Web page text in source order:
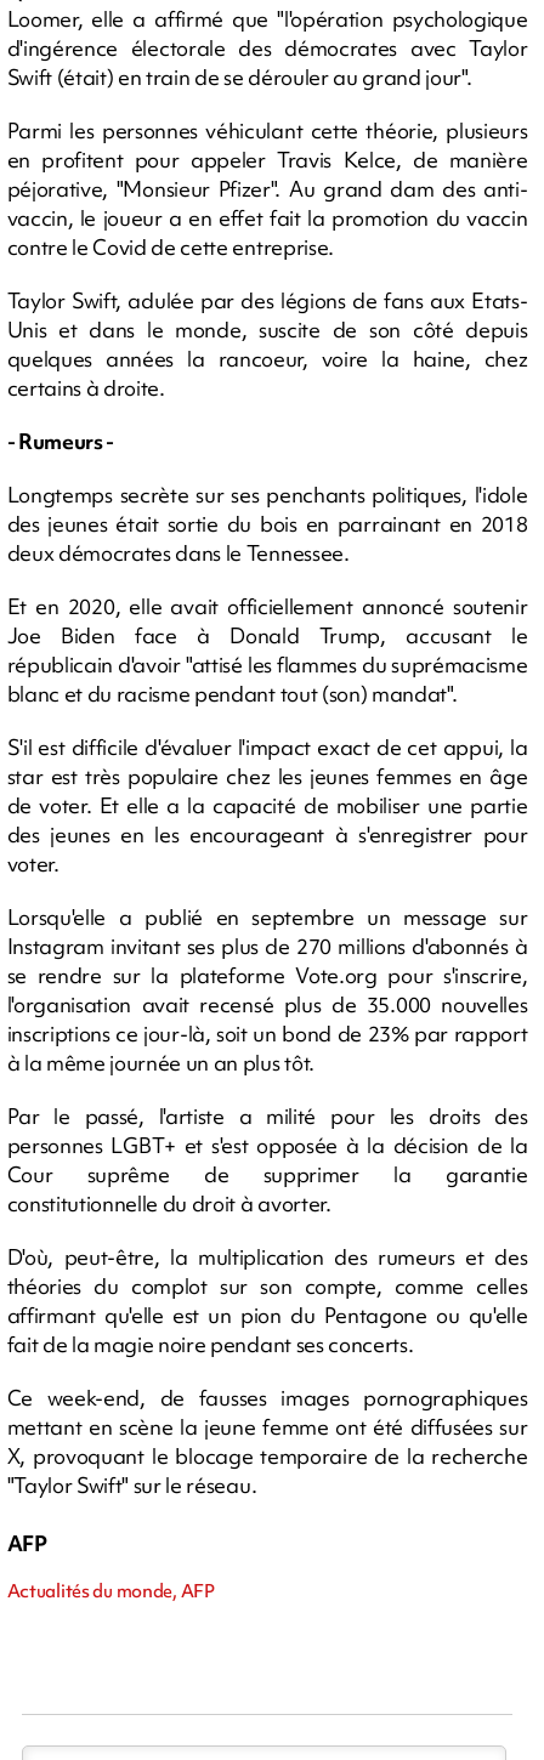
Loomer, elle a affirmé que "l'opération psychologique
d'ingérence électorale des démocrates avec Taylor
Swift (était) en train de se dérouler au grand jour".
Parmi les personnes véhiculant cette théorie, plusieurs
en profitent pour appeler Travis Kelce, de manière
péjorative, "Monsieur Pfizer". Au grand dam des anti-
vaccin, le joueur a en effet fait la promotion du vaccin
contre le Covid de cette entreprise.
Taylor Swift, adulée par des légions de fans aux Etats-
Unis et dans le monde, suscite de son côté depuis
quelques années la rancoeur, voire la haine, chez
certains à droite.
- Rumeurs -
Longtemps secrète sur ses penchants politiques, l'idole
des jeunes était sortie du bois en parrainant en 2018
deux démocrates dans le Tennessee.
Et en 2020, elle avait officiellement annoncé soutenir
Joe Biden face à Donald Trump, accusant le
républicain d'avoir "attisé les flammes du suprémacisme
blanc et du racisme pendant tout (son) mandat".
S'il est difficile d'évaluer l'impact exact de cet appui, la
star est très populaire chez les jeunes femmes en âge
de voter. Et elle a la capacité de mobiliser une partie
des jeunes en les encourageant à s'enregistrer pour
voter.
Lorsqu'elle a publié en septembre un message sur
Instagram invitant ses plus de 270 millions d'abonnés à
se rendre sur la plateforme Vote.org pour s'inscrire,
l'organisation avait recensé plus de 35.000 nouvelles
inscriptions ce jour-là, soit un bond de 23% par rapport
à la même journée un an plus tôt.
Par le passé, l'artiste a milité pour les droits des
personnes LGBT+ et s'est opposée à la décision de la
Cour suprême de supprimer la garantie
constitutionnelle du droit à avorter.
D'où, peut-être, la multiplication des rumeurs et des
théories du complot sur son compte, comme celles
affirmant qu'elle est un pion du Pentagone ou qu'elle
fait de la magie noire pendant ses concerts.
Ce week-end, de fausses images pornographiques
mettant en scène la jeune femme ont été diffusées sur
X, provoquant le blocage temporaire de la recherche
"Taylor Swift" sur le réseau.
AFP
Actualités du monde, AFP